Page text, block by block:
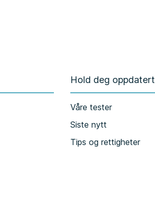
Hold deg oppdatert
Våre tester
Siste nytt
Tips og rettigheter